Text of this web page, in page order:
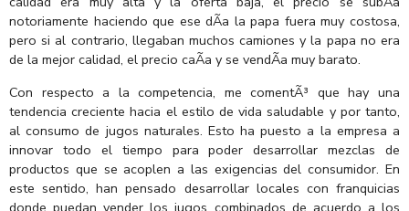
notoriamente haciendo que ese dÃ­a la papa fuera muy costosa,
pero si al contrario, llegaban muchos camiones y la papa no era
de la mejor calidad, el precio caÃ­a y se vendÃ­a muy barato.
Con respecto a la competencia, me comentÃ³ que hay una
tendencia creciente hacia el estilo de vida saludable y por tanto,
al consumo de jugos naturales. Esto ha puesto a la empresa a
innovar todo el tiempo para poder desarrollar mezclas de
productos que se acoplen a las exigencias del consumidor. En
este sentido, han pensado desarrollar locales con franquicias
donde puedan vender los jugos combinados de acuerdo a los